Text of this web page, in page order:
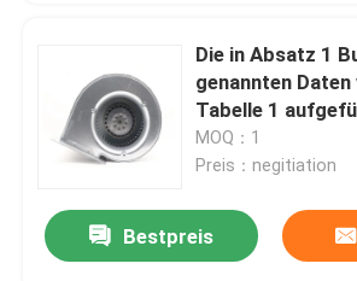
Die in Absatz 1
genannten
Tabelle 1
MOQ：1
Preis：negitiation
Bestpreis